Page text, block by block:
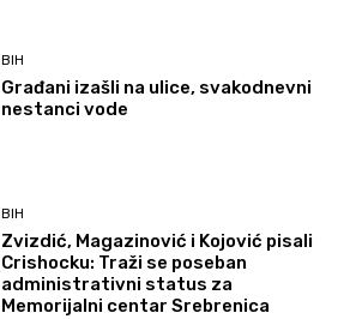
BIH
Građani izašli na ulice, svakodnevni
nestanci vode
BIH
Zvizdić, Magazinović i Kojović pisali
Crishocku: Traži se poseban
administrativni status za
Memorijalni centar Srebrenica